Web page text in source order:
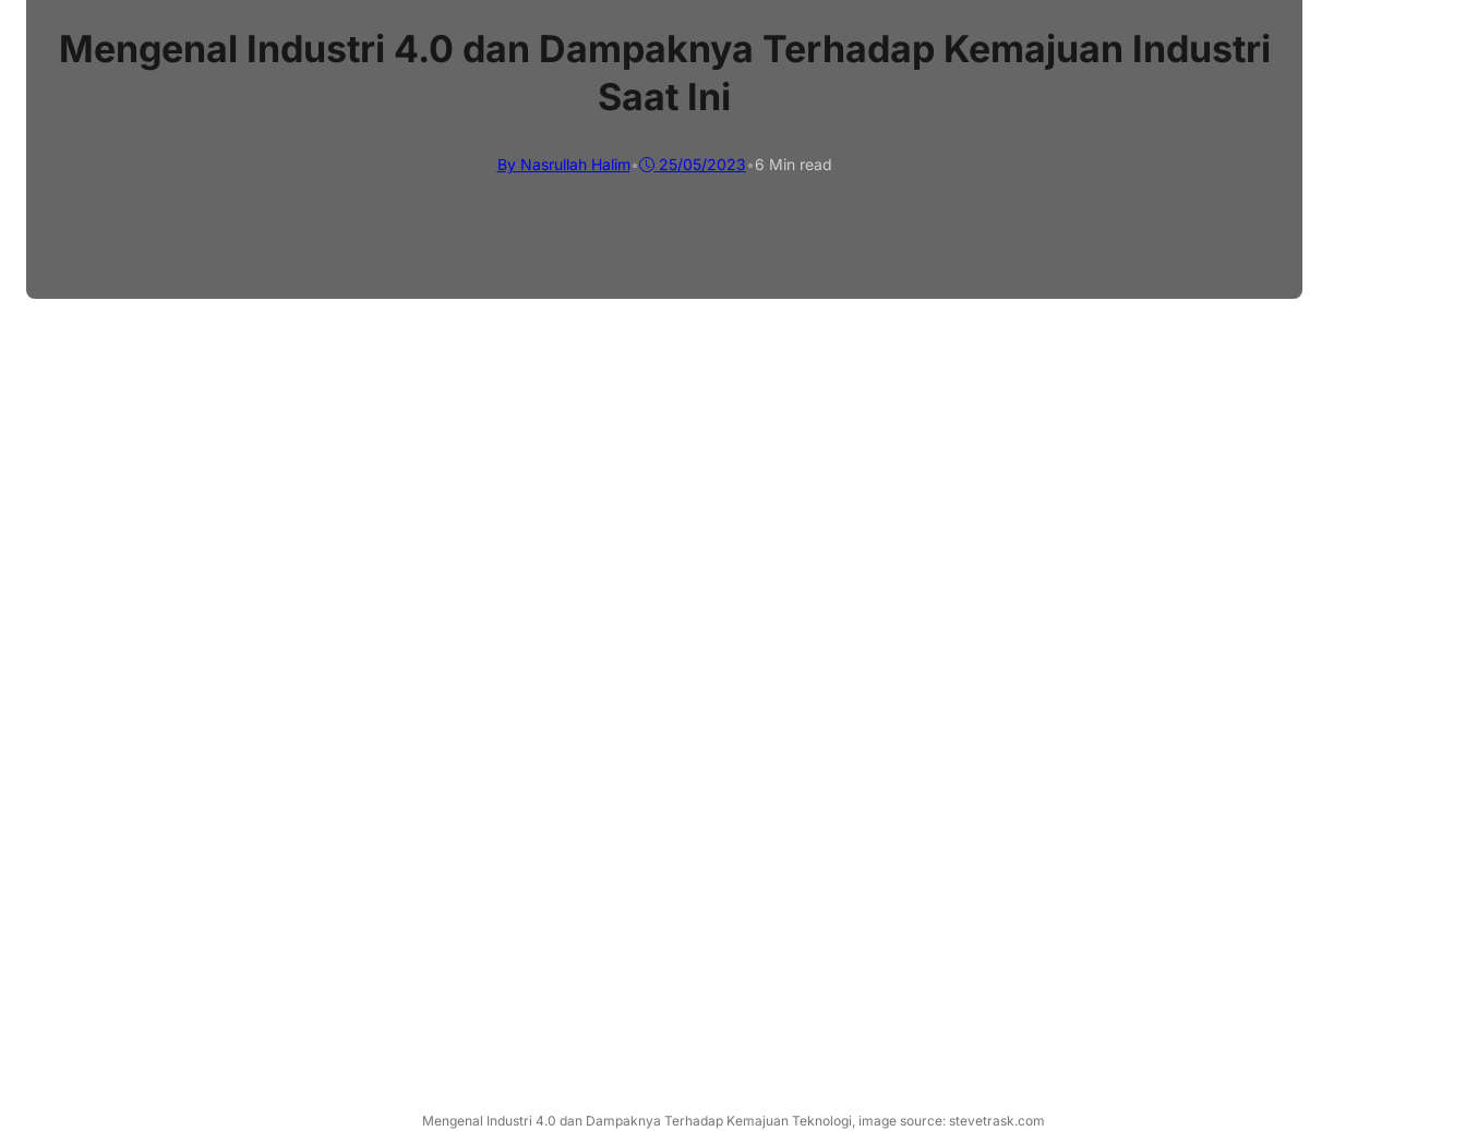
Mengenal Industri 4.0 dan Dampaknya Terhadap Kemajuan Industri
Saat Ini
By Nasrullah Halim• 25/05/2023•6 Min read
Mengenal Industri 4.0 dan Dampaknya Terhadap Kemajuan Teknologi, image source: stevetrask.com